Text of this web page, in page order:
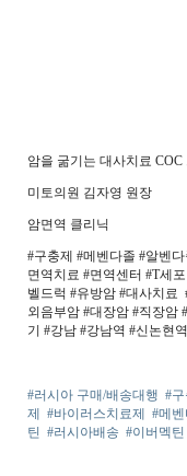
암을 굶기는 대사치료
미토의원 김자영 원장
암면역 클리닉
#구충제 #메벤다졸 #알벤
면역치료 #면역센터 #T세
벨드럭 #유방암 #대사치료
외음부암 #대장암 #직장암
기 #강남 #강남역 #신논현
#러시아 구매/배송대행 #
제 #바이러스치료제 #메
틴 #러시아배송 #이버멕